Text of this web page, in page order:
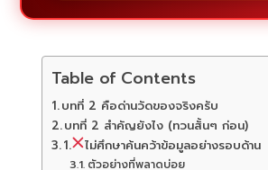
Table of Contents
บทที่ 2 คือด่านวัดของจริงครับ
บทที่ 2 สำคัญยังไง (ทวนสั้นๆ ก่อน)
1.
ไม่ศึกษาค้นคว้าข้อมูลอย่างรอบด้าน
ตัวอย่างที่พลาดบ่อย